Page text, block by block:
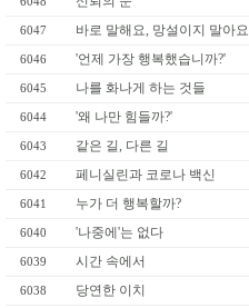
6047 바로 말해요, 망설이지 말아요
6046 '언제 가장 행복했습니까?'
6045 나를 화나게 하는 것들
6044 '왜 나만 힘들까?'
6043 같은 길, 다른 길
6042 페니실린과 코로나 백신
6041 누가 더 행복할까?
6040 '나중에'는 없다
6039 시간 속에서
6038 당연한 이치